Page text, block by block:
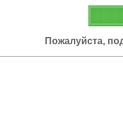
Пожалуйста,